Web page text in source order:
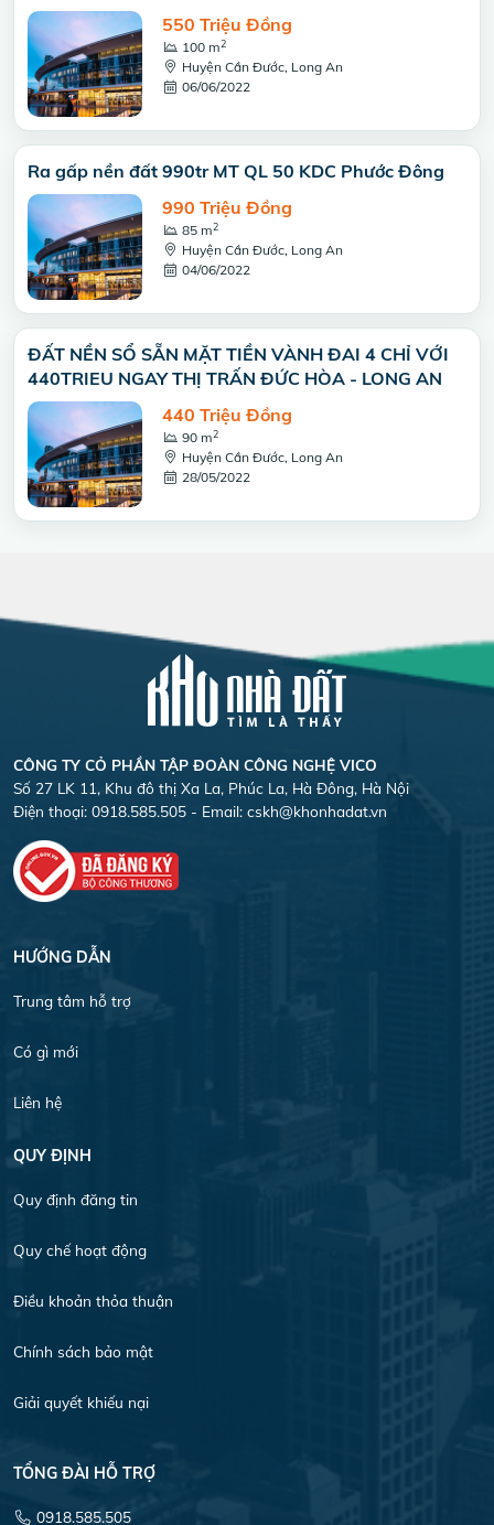
550 Triệu Đồng
100 m2
Huyện Cần Đước, Long An
06/06/2022
Ra gấp nền đất 990tr MT QL 50 KDC Phước Đông
990 Triệu Đồng
85 m2
Huyện Cần Đước, Long An
04/06/2022
ĐẤT NỀN SỔ SẴN MẶT TIỀN VÀNH ĐAI 4 CHỈ VỚI
440TRIEU NGAY THỊ TRẤN ĐỨC HÒA - LONG AN
440 Triệu Đồng
90 m2
Huyện Cần Đước, Long An
28/05/2022
CÔNG TY CỎ PHẦN TẬP ĐOÀN CÔNG NGHỆ VICO
Số 27 LK 11, Khu đô thị Xa La, Phúc La, Hà Đông, Hà Nội
Điện thoại: 0918.585.505 - Email: cskh@khonhadat.vn
HƯỚNG DẪN
Trung tâm hỗ trợ
Có gì mới
Liên hệ
QUY ĐỊNH
Quy định đăng tin
Quy chế hoạt động
Điều khoản thỏa thuận
Chính sách bảo mật
Giải quyết khiếu nại
TỔNG ĐÀI HỖ TRỢ
0918.585.505